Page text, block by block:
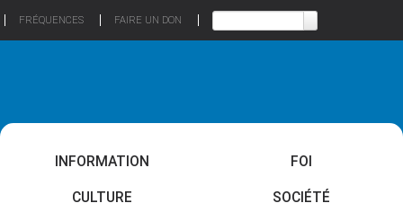
FRÉQUENCES FAIRE UN DON
INFORMATION FOI
CULTURE SOCIÉTÉ